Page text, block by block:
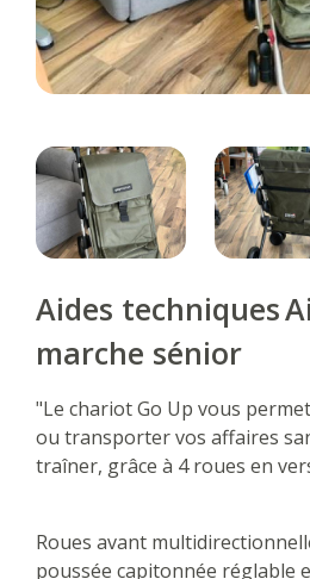
Aides techniques
marche sénior
"Le chariot Go Up vous
ou transporter vos affaires
traîner, grâce à 4 roues en
Roues avant
poussée capitonnée réglable